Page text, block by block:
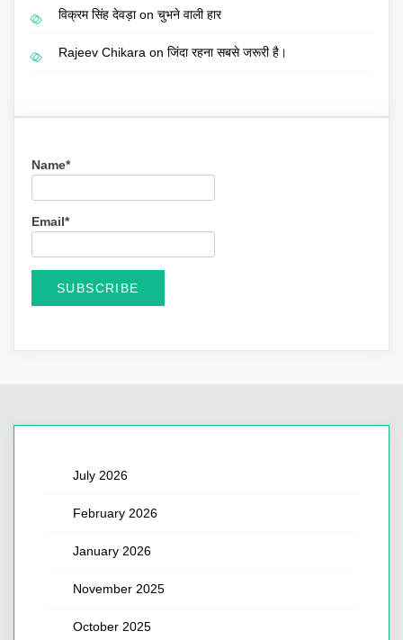
विक्रम सिंह देवड़ाon चुभने वाली हार
Rajeev Chikara on जिंदा रहना सबसे जरूरी है।
Name*
Email*
July 2026
February 2026
January 2026
November 2025
October 2025